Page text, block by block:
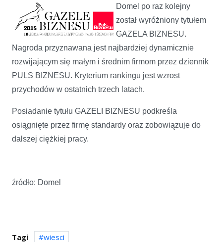
Domel po raz kolejny
został wyróżniony tytułem
GAZELA BIZNESU.
Nagroda przyznawana jest najbardziej dynamicznie
rozwijającym się małym i średnim firmom przez dziennik
PULS BIZNESU. Kryterium rankingu jest wzrost
przychodów w ostatnich trzech latach.
Posiadanie tytułu GAZELI BIZNESU podkreśla
osiągnięte przez firmę standardy oraz zobowiązuje do
dalszej ciężkiej pracy.
źródło: Domel
Tagi wiesci